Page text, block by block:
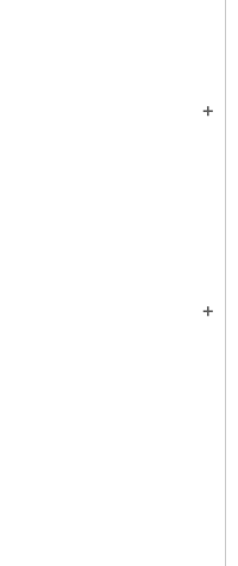
add
add